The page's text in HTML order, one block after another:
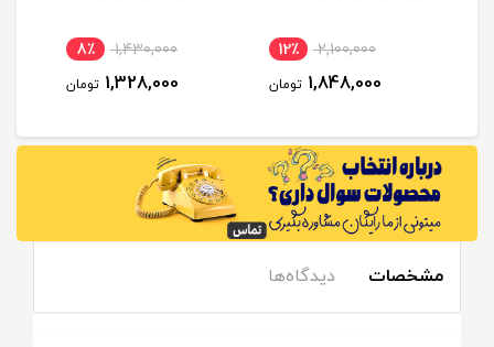
2,100,000 12٪
1,848,000 تومان
1,430,000 8٪
1,328,000 تومان
مشخصات دیدگاه‌ها